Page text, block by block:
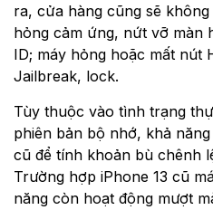
ra, cửa hàng cũng sẽ
hỏng cảm ứng, nứt vỡ màn
ID; máy hỏng hoặc mất nút
Jailbreak, lock.
Tùy thuộc vào tình trạng
phiên bản bộ nhớ, khả
cũ để tính khoản bù chênh
Trường hợp iPhone 13 cũ
năng còn hoạt động mượt